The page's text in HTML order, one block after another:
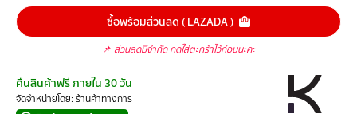
ซื้อพร้อมส่วนลด ( LAZADA )
📌 ส่วนลดมีจำกัด กดใส่ตะกร้าไว้ก่อนนะคะ
คืนสินค้าฟรี ภายใน 30 วัน
จัดจำหน่ายโดย: ร้านค้าทางการ